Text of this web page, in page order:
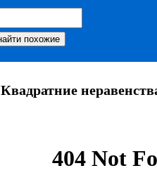
Квадратние